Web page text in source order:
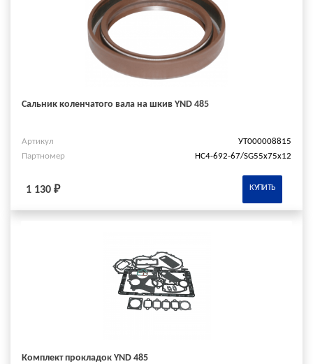
Сальник коленчатого вала на шкив YND 485
Артикул
УТ000008815
Партномер
HC4-692-67/SG55x75x12
1 130 ₽ КУПИТЬ
Комплект прокладок YND 485